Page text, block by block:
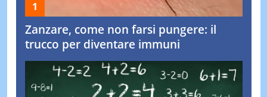
Zanzare, come non farsi pungere: il
trucco per diventare immuni